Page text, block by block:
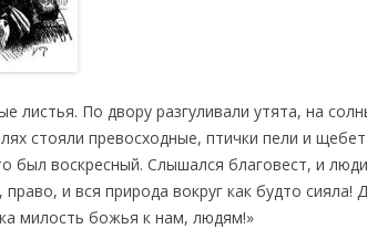
листья. По двору разгуливали утята, на
стояли превосходные, птички пели и
был воскресный. Слышался благовест, и
и вся природа вокруг как будто сияла!
милость божья к нам, людям!»